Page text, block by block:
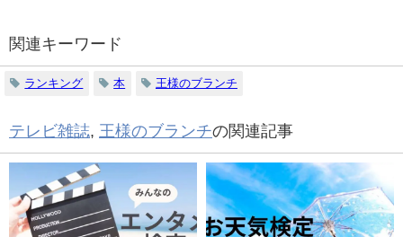
関連キーワード
ランキング 本 王様のブランチ
テレビ雑誌 王様のブランチの関連記事